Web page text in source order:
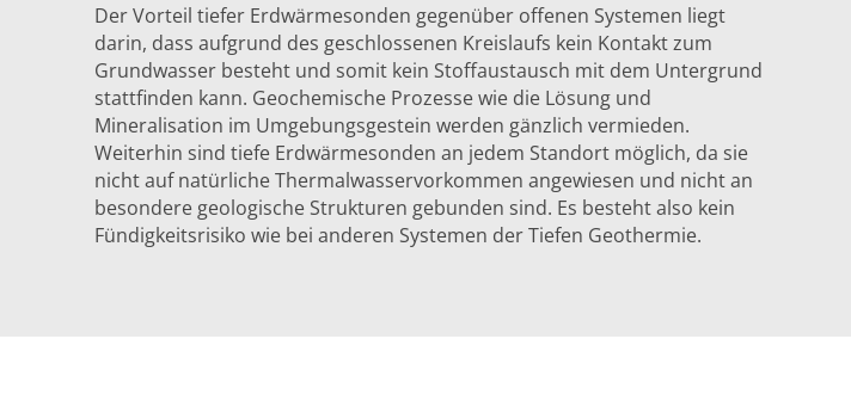
Der Vorteil tiefer Erdwärmesonden gegenüber offenen Systemen liegt
darin, dass aufgrund des geschlossenen Kreislaufs kein Kontakt zum
Grundwasser besteht und somit kein Stoffaustausch mit dem Untergrund
stattfinden kann. Geochemische Prozesse wie die Lösung und
Mineralisation im Umgebungsgestein werden gänzlich vermieden.
Weiterhin sind tiefe Erdwärmesonden an jedem Standort möglich, da sie
nicht auf natürliche Thermalwasservorkommen angewiesen und nicht an
besondere geologische Strukturen gebunden sind. Es besteht also kein
Fündigkeitsrisiko wie bei anderen Systemen der Tiefen Geothermie.